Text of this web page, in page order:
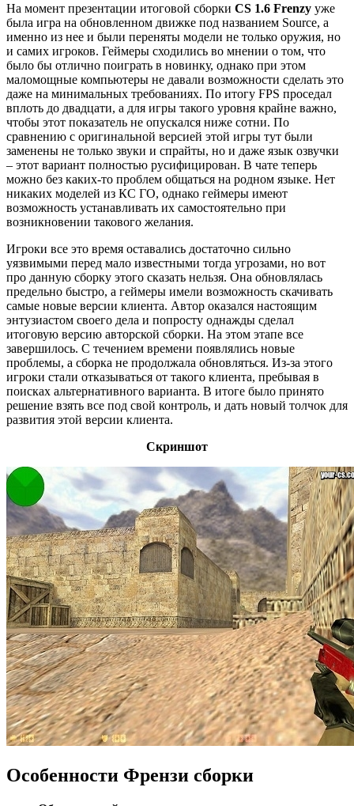
На момент презентации итоговой сборки CS 1.6 Frenzy уже
была игра на обновленном движке под названием Source, а
именно из нее и были переняты модели не только оружия, но
и самих игроков. Геймеры сходились во мнении о том, что
было бы отлично поиграть в новинку, однако при этом
маломощные компьютеры не давали возможности сделать это
даже на минимальных требованиях. По итогу FPS проседал
вплоть до двадцати, а для игры такого уровня крайне важно,
чтобы этот показатель не опускался ниже сотни. По
сравнению с оригинальной версией этой игры тут были
заменены не только звуки и спрайты, но и даже язык озвучки
– этот вариант полностью русифицирован. В чате теперь
можно без каких-то проблем общаться на родном языке. Нет
никаких моделей из КС ГО, однако геймеры имеют
возможность устанавливать их самостоятельно при
возникновении такового желания.
Игроки все это время оставались достаточно сильно
уязвимыми перед мало известными тогда угрозами, но вот
про данную сборку этого сказать нельзя. Она обновлялась
предельно быстро, а геймеры имели возможность скачивать
самые новые версии клиента. Автор оказался настоящим
энтузиастом своего дела и попросту однажды сделал
итоговую версию авторской сборки. На этом этапе все
завершилось. С течением времени появлялись новые
проблемы, а сборка не продолжала обновляться. Из-за этого
игроки стали отказываться от такого клиента, пребывая в
поисках альтернативного варианта. В итоге было принято
решение взять все под свой контроль, и дать новый толчок для
развития этой версии клиента.
Скриншот
Особенности Френзи сборки